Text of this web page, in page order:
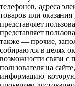
телефонов, адреса
товаров или
представляет
представляет
также — прочие,
собираются в целях
возможности связи с
пользователя на
информацию,